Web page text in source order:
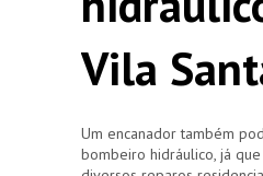
Vila
Um encanador também
bombeiro hidráulico, já